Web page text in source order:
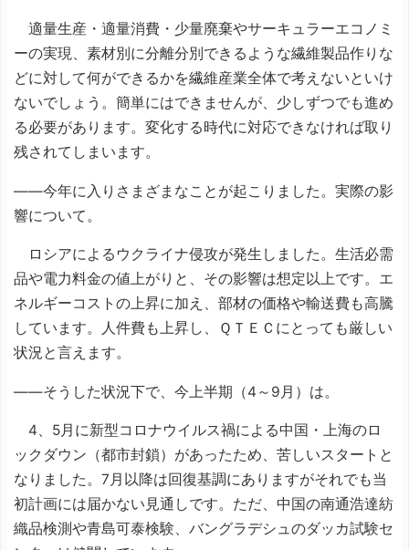
適量生産・適量消費・少量廃棄やサーキュラーエコノミ
ーの実現、素材別に分離分別できるような繊維製品作りな
どに対して何ができるかを繊維産業全体で考えないといけ
ないでしょう。簡単にはできませんが、少しずつでも進め
る必要があります。変化する時代に対応できなければ取り
残されてしまいます。
――今年に入りさまざまなことが起こりました。実際の影
響について。
ロシアによるウクライナ侵攻が発生しました。生活必需
品や電力料金の値上がりと、その影響は想定以上です。エ
ネルギーコストの上昇に加え、部材の価格や輸送費も高騰
しています。人件費も上昇し、ＱＴＥＣにとっても厳しい
状況と言えます。
――そうした状況下で、今上半期（4～9月）は。
4、5月に新型コロナウイルス禍による中国・上海のロ
ックダウン（都市封鎖）があったため、苦しいスタートと
なりました。7月以降は回復基調にありますがそれでも当
初計画には届かない見通しです。ただ、中国の南通浩達紡
織品検測や青島可泰検験、バングラデシュのダッカ試験セ